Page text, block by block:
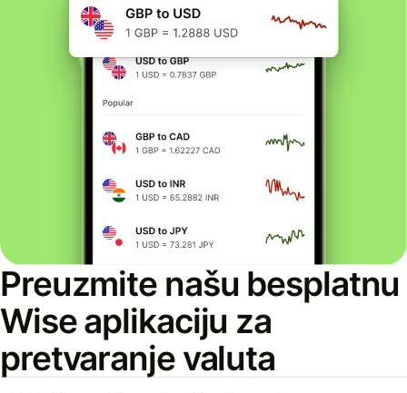
Preuzmite našu besplatnu
Wise aplikaciju za
pretvaranje valuta